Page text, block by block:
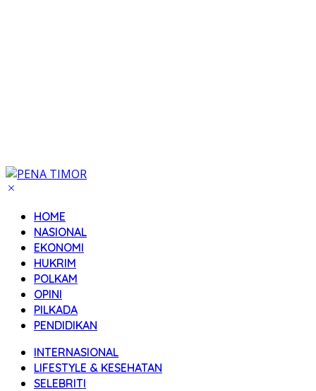
HOME
NASIONAL
EKONOMI
HUKRIM
POLKAM
OPINI
PILKADA
PENDIDIKAN
INTERNASIONAL
LIFESTYLE & KESEHATAN
SELEBRITI